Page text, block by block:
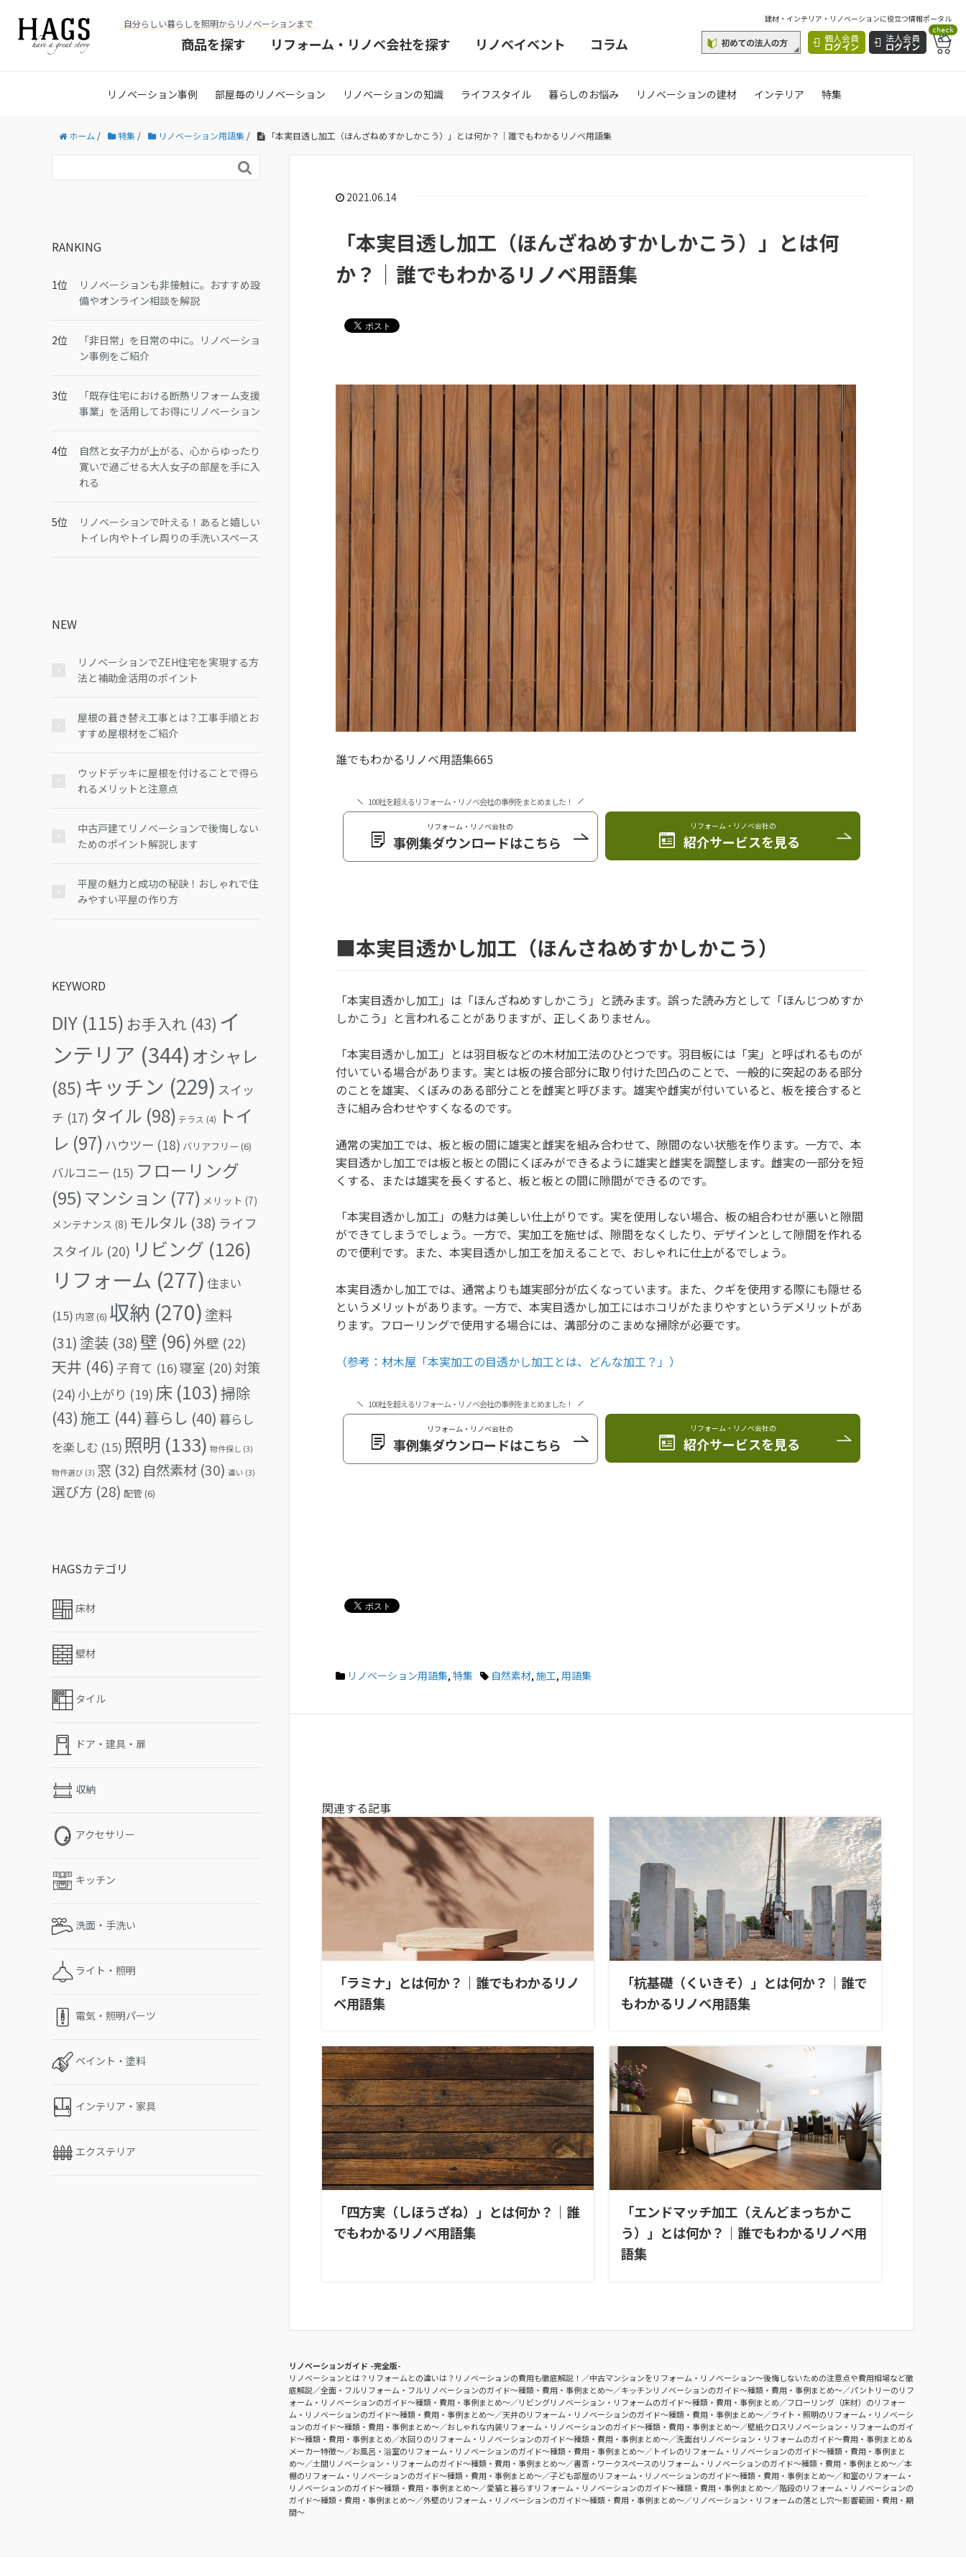
自分らしい暮らしを照明からリノベーションまで
商品を探す リフォーム・リノベ会社を探す リノベイベント コラム
建材・インテリア・リノベーションに役立つ情報ポータル
個人会員
ログイン
法人会員
ログイン
check
リノベーション事例 部屋毎のリノベーション リノベーションの知識 ライフスタイル 暮らしのお悩み リノベーションの建材 インテリア 特集
ホーム / 特集 / リノベーション用語集 / 「本実目透し加工（ほんざねめすかしかこう）」とは何か？｜誰でもわかるリノベ用語集
2021.06.14
「本実目透し加工（ほんざねめすかしかこう）」とは何
か？｜誰でもわかるリノベ用語集
誰でもわかるリノベ用語集665
100社を超えるリフォーム・リノベ会社の事例をまとめました！
リフォーム・リノベ会社の
事例集ダウンロードはこちら
リフォーム・リノベ会社の
紹介サービスを見る
■本実目透かし加工（ほんさねめすかしかこう）
「本実目透かし加工」は「ほんざねめすしかこう」と読みます。誤った読み方として「ほんじつめすか
しかこう」と言われることがありますが、正しくありません。
「本実目透かし加工」とは羽目板などの木材加工法のひとつです。羽目板には「実」と呼ばれるものが
付いている場合があります。実とは板の接合部分に取り付けた凹凸のことで、一般的に突起のある部分
のことを雄実、くぼみのある部分ことを雌実と呼びます。雄実や雌実が付いていると、板を接合すると
きに組み合わせやすくなるのです。
通常の実加工では、板と板の間に雄実と雌実を組み合わせて、隙間のない状態を作ります。一方で、本
実目透かし加工では板と板との間にくぼみができるように雄実と雌実を調整します。雌実の一部分を短
くする、または雄実を長くすると、板と板との間に隙間ができるのです。
「本実目透かし加工」の魅力は美しい仕上がりです。実を使用しない場合、板の組合わせが悪いと隙間
ができてしまうでしょう。一方で、実加工を施せば、隙間をなくしたり、デザインとして隙間を作れる
ので便利です。また、本実目透かし加工を加えることで、おしゃれに仕上がるでしょう。
本実目透かし加工では、通常よりも雄実部分が広くなっています。また、クギを使用する際にも隠せる
というメリットがあります。一方で、本実目透かし加工にはホコリがたまりやすというデメリットがあ
ります。フローリングで使用する場合には、溝部分のこまめな掃除が必要です。
（参考：材木屋「本実加工の目透かし加工とは、どんな加工？」）
100社を超えるリフォーム・リノベ会社の事例をまとめました！
リフォーム・リノベ会社の
事例集ダウンロードはこちら
リフォーム・リノベ会社の
紹介サービスを見る
リノベーション用語集, 特集 自然素材, 施工, 用語集
関連する記事
「ラミナ」とは何か？｜誰でもわかるリノ
ベ用語集
「杭基礎（くいきそ）」とは何か？｜誰で
もわかるリノベ用語集
「四方実（しほうざね）」とは何か？｜誰
でもわかるリノベ用語集
「エンドマッチ加工（えんどまっちかこ
う）」とは何か？｜誰でもわかるリノベ用
語集
リノベーションガイド -完全版-
リノベーションとは？リフォームとの違いは？リノベーションの費用も徹底解説！
中古マンションをリフォーム・リノベーション〜後悔しないための注意点や費用相場など徹
底解説
全面・フルリフォーム・フルリノベーションのガイド〜種類・費用・事例まとめ〜 キッチンリノベーションのガイド〜種類・費用・事例まとめ〜
パントリーのリフ
ォーム・リノベーションのガイド〜種類・費用・事例まとめ〜
リビングリノベーション・リフォームのガイド〜種類・費用・事例まとめ
フローリング（床材）のリフォー
ム・リノベーションのガイド〜種類・費用・事例まとめ〜
天井のリフォーム・リノベーションのガイド〜種類・費用・事例まとめ〜
ライト・照明のリフォーム・リノベーシ
ョンのガイド〜種類・費用・事例まとめ〜
おしゃれな内装リフォーム・リノベーションのガイド〜種類・費用・事例まとめ〜
壁紙クロスリノベーション・リフォームのガイ
ド〜種類・費用・事例まとめ
水回りのリフォーム・リノベーションのガイド〜種類・費用・事例まとめ〜
洗面台リノベーション・リフォームのガイド〜費用・事例まとめ＆
メーカー特徴〜
お風呂・浴室のリフォーム・リノベーションのガイド〜種類・費用・事例まとめ〜
トイレのリフォーム・リノベーションのガイド〜種類・費用・事例まと
め〜
土間リノベーション・リフォームのガイド〜種類・費用・事例まとめ〜 書斎・ワークスペースのリフォーム・リノベーションのガイド〜種類・費用・事例まとめ〜
本
棚のリフォーム・リノベーションのガイド〜種類・費用・事例まとめ〜
子ども部屋のリフォーム・リノベーションのガイド〜種類・費用・事例まとめ〜
和室のリフォーム・
リノベーションのガイド〜種類・費用・事例まとめ〜
愛猫と暮らすリフォーム・リノベーションのガイド〜種類・費用・事例まとめ〜
階段のリフォーム・リノベーションの
ガイド〜種類・費用・事例まとめ〜
外壁のリフォーム・リノベーションのガイド〜種類・費用・事例まとめ〜
リノベーション・リフォームの落とし穴～影響範囲・費用・期
間～

RANKING
リノベーションも非接触に。おすすめ設
備やオンライン相談を解説
「非日常」を日常の中に。リノベーショ
ン事例をご紹介
「既存住宅における断熱リフォーム支援
事業」を活用してお得にリノベーション
自然と女子力が上がる、心からゆったり
寛いで過ごせる大人女子の部屋を手に入
れる
リノベーションで叶える！あると嬉しい
トイレ内やトイレ周りの手洗いスペース
NEW
リノベーションでZEH住宅を実現する方
法と補助金活用のポイント
屋根の葺き替え工事とは？工事手順とお
すすめ屋根材をご紹介
ウッドデッキに屋根を付けることで得ら
れるメリットと注意点
中古戸建てリノベーションで後悔しない
ためのポイント解説します
平屋の魅力と成功の秘訣！おしゃれで住
みやすい平屋の作り方
KEYWORD
DIY (115) お手入れ (43) イ
ンテリア (344) オシャレ
(85) キッチン (229) スイッ
チ (17) タイル (98) テラス (4)
トイ
レ (97) ハウツー (18) バリアフリー (6)
バルコニー (15) フローリング
(95)マンション (77) メリット (7)
メンテナンス (8) モルタル (38) ライフ
スタイル (20) リビング (126)
リフォーム (277) 住まい
(15) 内窓(6) 収納 (270) 塗料
(31) 塗装 (38) 壁 (96)外壁 (22)
天井 (46) 子育て (16)寝室 (20) 対策
(24)小上がり (19) 床 (103)掃除
(43) 施工 (44) 暮らし (40) 暮らし
を楽しむ (15) 照明 (133) 物件探し (3)
物件選び (3) 窓 (32) 自然素材 (30) 違い (3)
選び方 (28) 配管(6)
HAGSカテゴリ
床材
壁材
タイル
ドア・建具・扉
収納
アクセサリー
キッチン
洗面・手洗い
ライト・照明
電気・照明パーツ
ペイント・塗料
インテリア・家具
エクステリア